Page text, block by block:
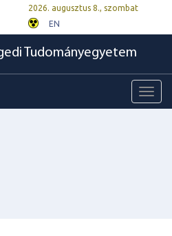
2026. augusztus 8., szombat
EN
Tudományegyetem